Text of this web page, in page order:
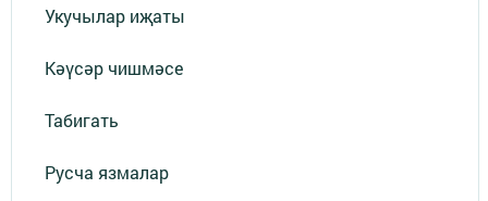
Укучылар иҗаты
Кәүсәр чишмәсе
Табигать
Русча язмалар